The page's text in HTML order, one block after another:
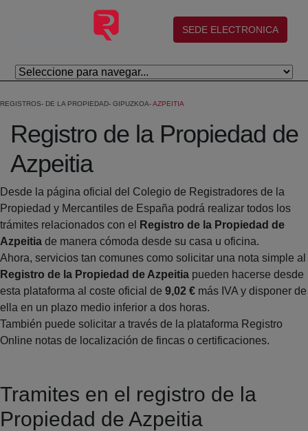
Eduki nagusira joan
(abre en nueva ventana)
SEDE ELECTRONICA
REGISTROS DE LA PROPIEDAD GIPUZKOA AZPEITIA
Registro de la Propiedad de
Azpeitia
Desde la página oficial del Colegio de Registradores de la
Propiedad y Mercantiles de España podrá realizar todos los
trámites relacionados con el
Registro de la Propiedad de
Azpeitia de manera cómoda desde su casa u oficina.
Ahora, servicios tan comunes como solicitar una nota simple al
Registro de la Propiedad de Azpeitia pueden hacerse desde
esta plataforma al coste oficial de 9,02 € más IVA y disponer de
ella en un plazo medio inferior a dos horas.
También puede solicitar a través de la plataforma Registro
Online notas de localización de fincas o certificaciones.
Tramites en el registro de la
Propiedad de Azpeitia